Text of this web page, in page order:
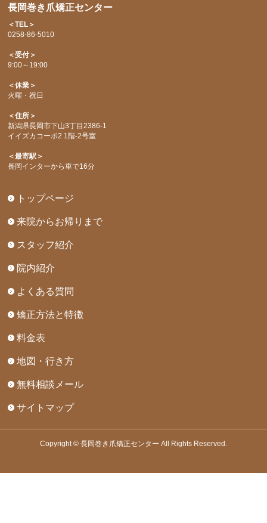
長岡巻き爪矯正センター
＜TEL＞
0258-86-5010
＜受付＞
9:00～19:00
＜休業＞
火曜・祝日
＜住所＞
新潟県長岡市下山3丁目2386-1
イイズカコーポ2 1階-2号室
＜最寄駅＞
長岡インターから車で16分
トップページ
来院からお帰りまで
スタッフ紹介
院内紹介
よくある質問
矯正方法と特徴
料金表
地図・行き方
無料相談メール
サイトマップ
Copyright © 長岡巻き爪矯正センター All Rights Reserved.